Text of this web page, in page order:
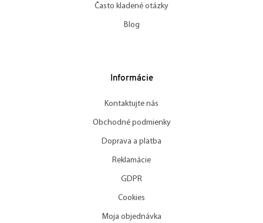
Často kladené otázky
Blog
Informácie
Kontaktujte nás
Obchodné podmienky
Doprava a platba
Reklamácie
GDPR
Cookies
Moja objednávka